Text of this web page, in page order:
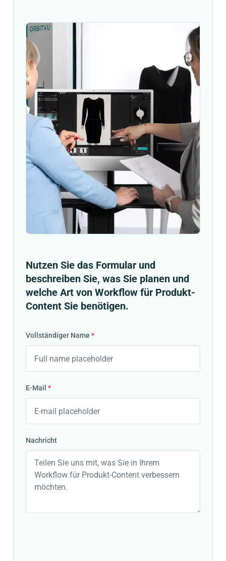
Nutzen Sie das Formular und
beschreiben Sie, was Sie planen und
welche Art von Workflow für Produkt-
Content Sie benötigen.
Vollständiger Name *
E-Mail *
Nachricht